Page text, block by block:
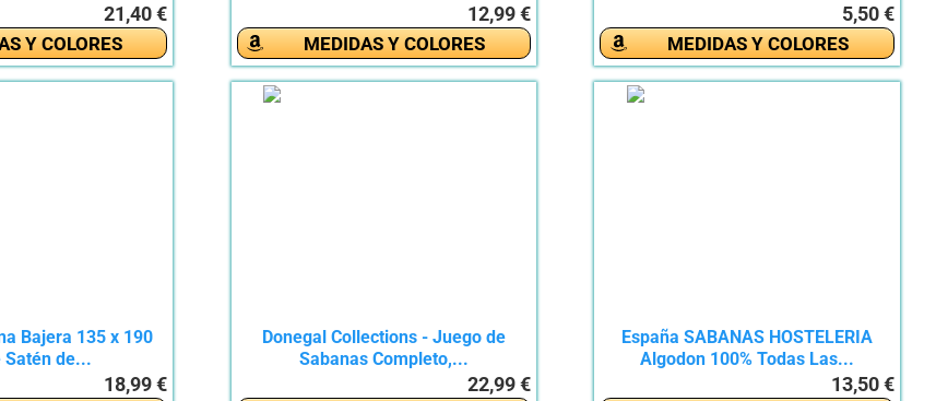
21,40 €
Y COLORES
12,99 €
MEDIDAS Y COLORES
5,50 €
MEDIDAS Y COLORES
Bajera 135 x 190
Satén de...
18,99 €
Donegal Collections - Juego de
Sabanas Completo,...
22,99 €
España SABANAS HOSTELERIA
Algodon 100% Todas Las...
13,50 €